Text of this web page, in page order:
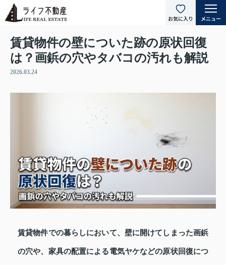
賃貸物件の壁についた跡の原状回復
は？画鋲の穴やタバコの汚れも解説
2026.03.24
賃貸物件での暮らしにおいて、壁に開けてしまった画鋲
の穴や、家具の配置による電気ヤケなどの原状回復につ